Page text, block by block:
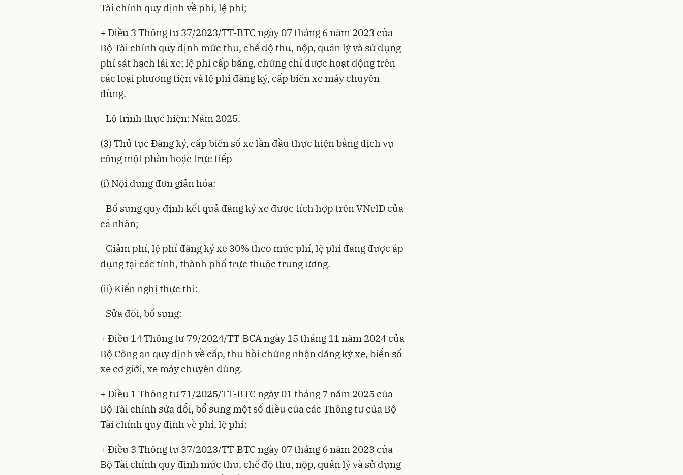
Tài chính quy định về phí, lệ phí;
+ Điều 3 Thông tư 37/2023/TT-BTC ngày 07 tháng 6 năm 2023 của
Bộ Tài chính quy định mức thu, chế độ thu, nộp, quản lý và sử dụng
phí sát hạch lái xe; lệ phí cấp bằng, chứng chỉ được hoạt động trên
các loại phương tiện và lệ phí đăng ký, cấp biển xe máy chuyên
dùng.
- Lộ trình thực hiện: Năm 2025.
(3) Thủ tục Đăng ký, cấp biển số xe lần đầu thực hiện bằng dịch vụ
công một phần hoặc trực tiếp
(i) Nội dung đơn giản hóa:
- Bổ sung quy định kết quả đăng ký xe được tích hợp trên VNelD của
cá nhân;
- Giảm phí, lệ phí đăng ký xe 30% theo mức phí, lệ phí đang được áp
dụng tại các tỉnh, thành phố trực thuộc trung ương.
(ii) Kiển nghị thực thi:
- Sửa đổi, bổ sung:
+ Điều 14 Thông tư 79/2024/TT-BCA ngày 15 tháng 11 năm 2024 của
Bộ Công an quy định về cấp, thu hồi chứng nhận đăng ký xe, biển số
xe cơ giới, xe máy chuyên dùng.
+ Điều 1 Thông tư 71/2025/TT-BTC ngày 01 tháng 7 năm 2025 của
Bộ Tài chính sửa đổi, bổ sung một số điều của các Thông tư của Bộ
Tài chính quy định về phí, lệ phí;
+ Điều 3 Thông tư 37/2023/TT-BTC ngày 07 tháng 6 năm 2023 của
Bộ Tài chính quy định mức thu, chế độ thu, nộp, quản lý và sử dụng